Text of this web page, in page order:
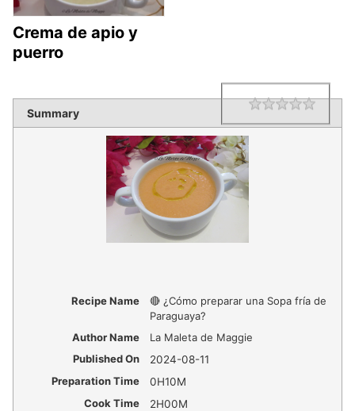
Crema de apio y
puerro
Summary Rating
Recipe Name
🔴 ¿Cómo preparar una Sopa fría de
Paraguaya?
Author Name
La Maleta de Maggie
Published On
2024-08-11
Preparation Time
0H10M
Cook Time
2H00M